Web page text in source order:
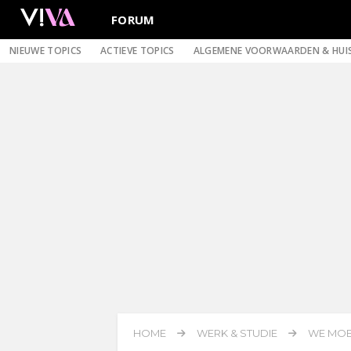
FORUM
NIEUWE TOPICS ACTIEVE TOPICS ALGEMENE VOORWAARDEN &
HOME WERK & STUDIE WE